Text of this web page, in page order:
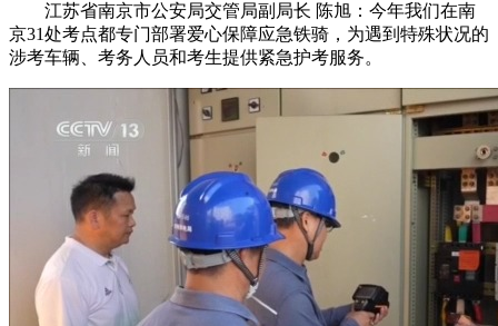
江苏省南京市公安局交管局副局长 陈旭：今年我们在南
京31处考点都专门部署爱心保障应急铁骑，为遇到特殊状况的
涉考车辆、考务人员和考生提供紧急护考服务。